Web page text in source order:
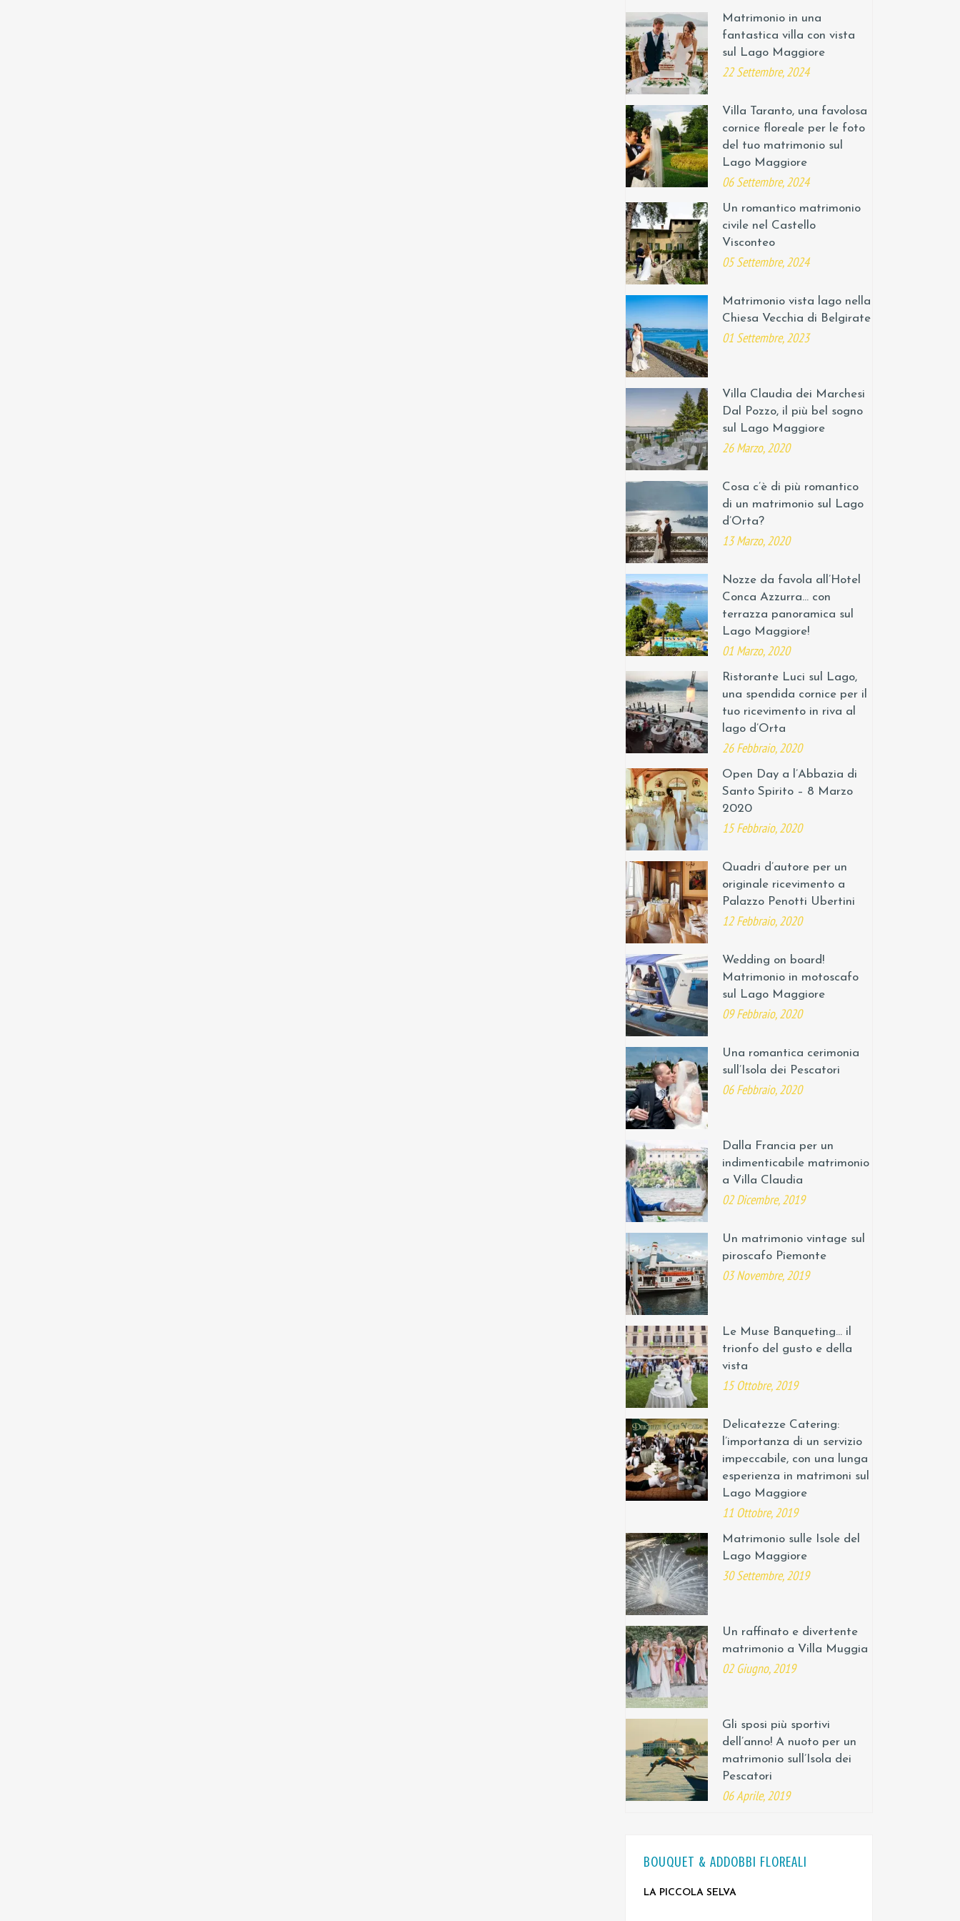
Matrimonio in una
fantastica villa con vista
sul Lago Maggiore
22 Settembre, 2024
Villa Taranto, una favolosa
cornice floreale per le foto
del tuo matrimonio sul
Lago Maggiore
06 Settembre, 2024
Un romantico matrimonio
civile nel Castello
Visconteo
05 Settembre, 2024
Matrimonio vista lago nella
Chiesa Vecchia di Belgirate
01 Settembre, 2023
Villa Claudia dei Marchesi
Dal Pozzo, il più bel sogno
sul Lago Maggiore
26 Marzo, 2020
Cosa c’è di più romantico
di un matrimonio sul Lago
d’Orta?
13 Marzo, 2020
Nozze da favola all’Hotel
Conca Azzurra… con
terrazza panoramica sul
Lago Maggiore!
01 Marzo, 2020
Ristorante Luci sul Lago,
una spendida cornice per il
tuo ricevimento in riva al
lago d’Orta
26 Febbraio, 2020
Open Day a l’Abbazia di
Santo Spirito – 8 Marzo
2020
15 Febbraio, 2020
Quadri d’autore per un
originale ricevimento a
Palazzo Penotti Ubertini
12 Febbraio, 2020
Wedding on board!
Matrimonio in motoscafo
sul Lago Maggiore
09 Febbraio, 2020
Una romantica cerimonia
sull’Isola dei Pescatori
06 Febbraio, 2020
Dalla Francia per un
indimenticabile matrimonio
a Villa Claudia
02 Dicembre, 2019
Un matrimonio vintage sul
piroscafo Piemonte
03 Novembre, 2019
Le Muse Banqueting… il
trionfo del gusto e della
vista
15 Ottobre, 2019
Delicatezze Catering:
l’importanza di un servizio
impeccabile, con una lunga
esperienza in matrimoni sul
Lago Maggiore
11 Ottobre, 2019
Matrimonio sulle Isole del
Lago Maggiore
30 Settembre, 2019
Un raffinato e divertente
matrimonio a Villa Muggia
02 Giugno, 2019
Gli sposi più sportivi
dell’anno! A nuoto per un
matrimonio sull’Isola dei
Pescatori
06 Aprile, 2019
BOUQUET & ADDOBBI FLOREALI
LA PICCOLA SELVA